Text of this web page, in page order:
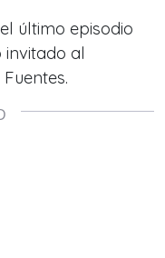
último episodio
al